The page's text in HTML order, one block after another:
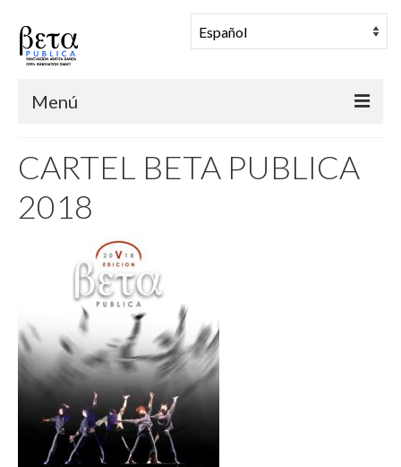
Menú
Una Mañana en Danza
Comunidad
Archivo
Noticias
CARTEL BETA PUBLICA
2018